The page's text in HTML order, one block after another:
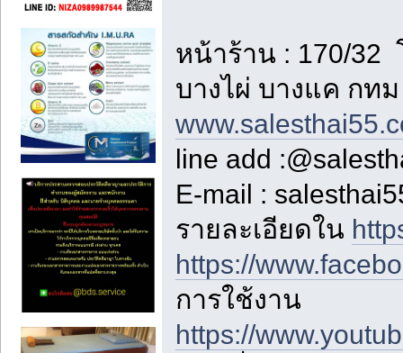
หน้าร้าน : 170/32
บางไผ่ บางแค กท
line add
E-mail :
รายละเอียดใน
https://
การใช้งาน
https://